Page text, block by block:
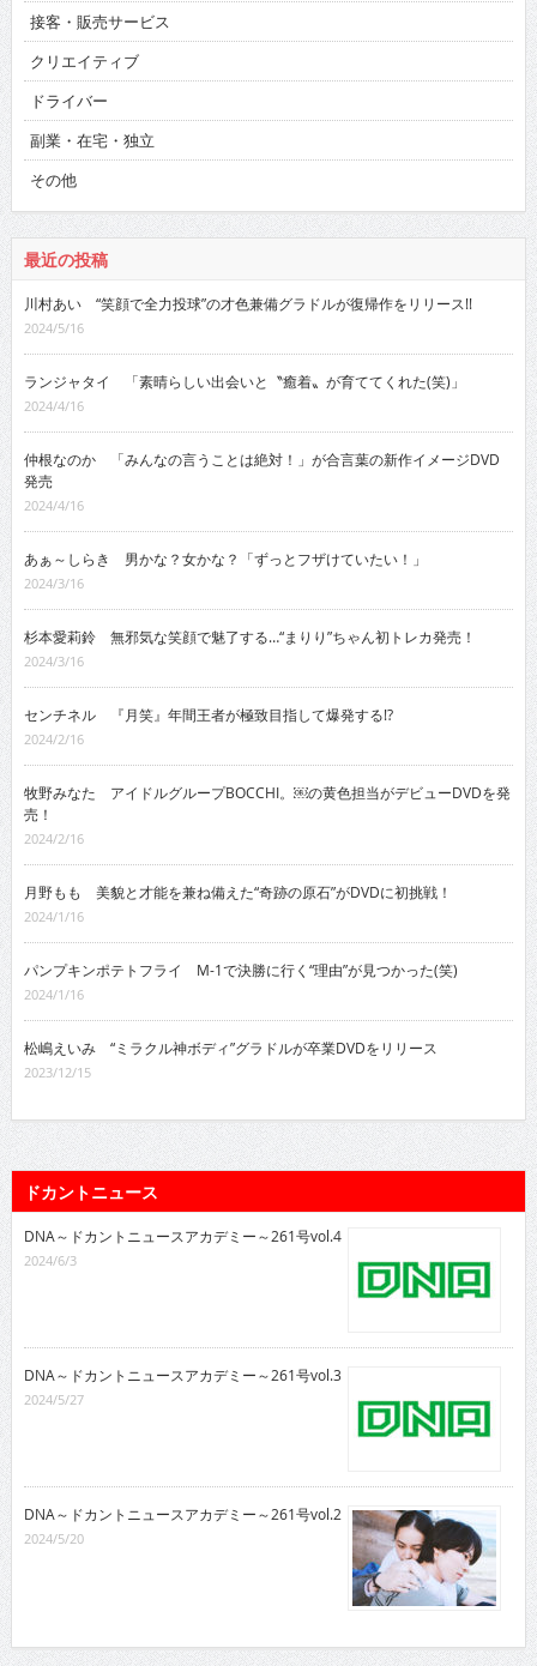
接客・販売サービス
クリエイティブ
ドライバー
副業・在宅・独立
その他
最近の投稿
川村あい “笑顔で全力投球”の才色兼備グラドルが復帰作をリリース!!
2024/5/16
ランジャタイ 「素晴らしい出会いと〝癒着〟が育ててくれた(笑)」
2024/4/16
仲根なのか 「みんなの言うことは絶対！」が合言葉の新作イメージDVD
発売
2024/4/16
あぁ～しらき 男かな？女かな？「ずっとフザけていたい！」
2024/3/16
杉本愛莉鈴 無邪気な笑顔で魅了する…“まりり”ちゃん初トレカ発売！
2024/3/16
センチネル 『月笑』年間王者が極致目指して爆発する!?
2024/2/16
牧野みなた アイドルグループBOCCHI。￼の黄色担当がデビューDVDを発
売！
2024/2/16
月野もも 美貌と才能を兼ね備えた“奇跡の原石”がDVDに初挑戦！
2024/1/16
パンプキンポテトフライ M-1で決勝に行く“理由”が見つかった(笑)
2024/1/16
松嶋えいみ “ミラクル神ボディ”グラドルが卒業DVDをリリース
2023/12/15
ドカントニュース
DNA～ドカントニュースアカデミー～261号vol.4
2024/6/3
DNA～ドカントニュースアカデミー～261号vol.3
2024/5/27
DNA～ドカントニュースアカデミー～261号vol.2
2024/5/20